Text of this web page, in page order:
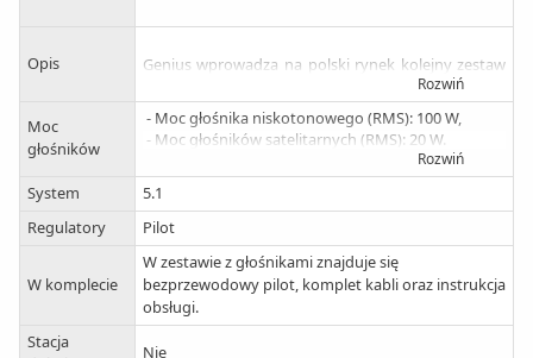
Opis
Genius wprowadza na polski rynek kolejny zestaw
głośników przeznaczonych do kina domowego lub
komputera – zestaw SW-HF5.1 5200.
Zgodnie z nazwą urządzenie oferuje dookólny
dźwięk 5.1 kanałowy. Aktywny subwoofer ma moc
50 W, pięć głośników satelitarnych – po 20 W.
Membrana głośnika basowego ma 6,5-cala
przekątnej. Pasmo przenoszenia zestawu to 50 Hz –
20 kHz, stosunek sygnału do szumu – 75 dB.
Wszystkie elementy zestawu posiadają drewniane
obudowy. Odsłonięte membrany nadają całości
interesujący wygląd.
Zestaw wyposażono w pilot zdalnego sterowania.
Rozwiń
Moc
głośników
- Moc głośnika niskotonowego (RMS): 100 W,
- Moc głośników satelitarnych (RMS): 20 W.
W
Rozwiń
System
5.1
Regulatory
Pilot
W komplecie
W zestawie z głośnikami znajduje się
bezprzewodowy pilot, komplet kabli oraz instrukcja
obsługi.
Stacja
Nie